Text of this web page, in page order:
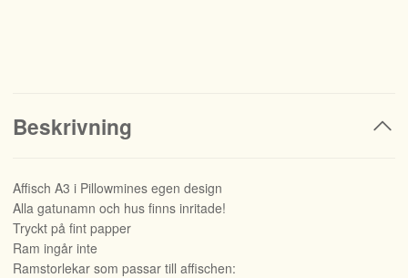
Beskrivning
Affisch A3 i Pillowmines egen design
Alla gatunamn och hus finns inritade!
Tryckt på fint papper
Ram ingår inte
Ramstorlekar som passar till affischen: